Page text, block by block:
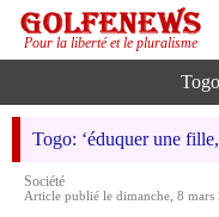
Pour la liberté et le pluralisme
Togo: ‘éduquer une
Société
Article publié le dimanche, 8 mars